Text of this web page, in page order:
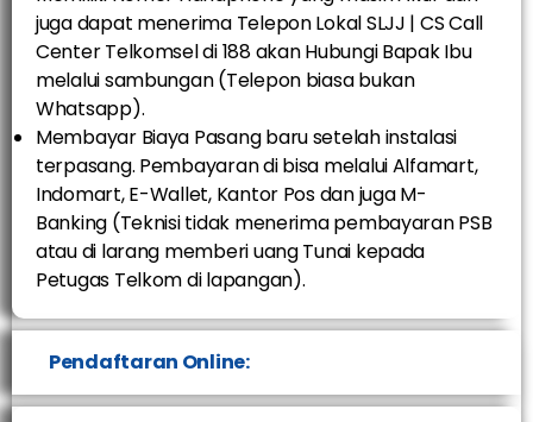
juga dapat menerima Telepon Lokal SLJJ | CS Call
Center Telkomsel di 188 akan Hubungi Bapak Ibu
melalui sambungan (Telepon biasa bukan
Whatsapp).
Membayar Biaya Pasang baru setelah instalasi
terpasang. Pembayaran di bisa melalui Alfamart,
Indomart, E-Wallet, Kantor Pos dan juga M-
Banking (Teknisi tidak menerima pembayaran PSB
atau di larang memberi uang Tunai kepada
Petugas Telkom di lapangan).
Pendaftaran Online: